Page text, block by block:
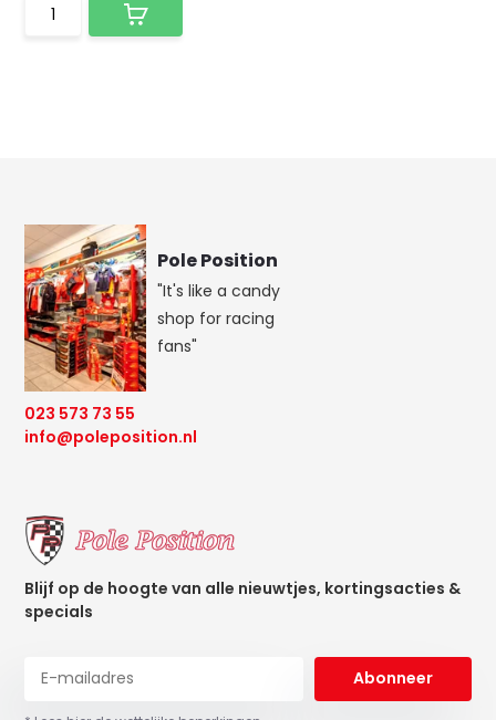
Pole Position
"It's like a candy
shop for racing
fans"
023 573 73 55
info@poleposition.nl
Blijf op de hoogte van alle nieuwtjes, kortingsacties &
specials
Abonneer